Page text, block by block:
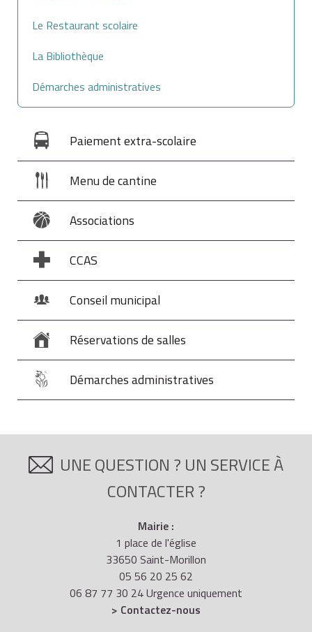
Le Restaurant scolaire
La Bibliothèque
Démarches administratives
Paiement extra-scolaire
Menu de cantine
Associations
CCAS
Conseil municipal
Réservations de salles
Démarches administratives
UNE QUESTION ? UN SERVICE À
CONTACTER ?
Mairie :
1 place de l'église
33650 Saint-Morillon
05 56 20 25 62
06 87 77 30 24 Urgence uniquement
> Contactez-nous